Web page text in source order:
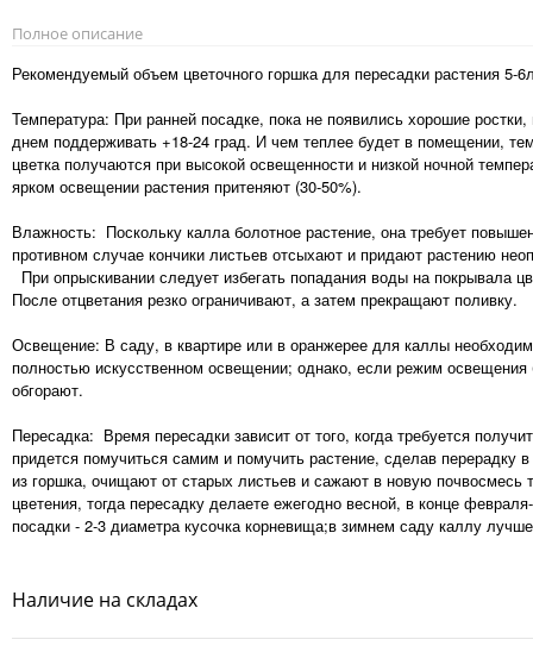
Полное описание
Рекомендуемый объем цветочного горшка для пересадки растения 5-
Температура: При ранней посадке, пока не появились хорошие
днем поддерживать +18-24 град. И чем теплее будет в помещении,
цветка получаются при высокой освещенности и низкой ночной
ярком освещении растения притеняют (30-50%).
Влажность: Поскольку калла болотное растение, она требует
противном случае кончики листьев отсыхают и придают растению
При опрыскивании следует избегать попадания воды на покрывала
После отцветания резко ограничивают, а затем прекращают поливку.
Освещение: В саду, в квартире или в оранжерее для каллы
полностью искусственном освещении; однако, если режим
обгорают.
Пересадка: Время пересадки зависит от того, когда требуется
придется помучиться самим и помучить растение, сделав
из горшка, очищают от старых листьев и сажают в новую почвосмесь
цветения, тогда пересадку делаете ежегодно весной, в конце
посадки - 2-3 диаметра кусочка корневища;в зимнем саду каллу
Наличие на складах